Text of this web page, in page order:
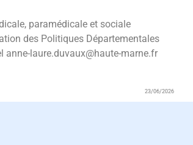
paramédicale et sociale
des Politiques Départementales
anne-laure.duvaux@haute-marne.fr
23/06/2026